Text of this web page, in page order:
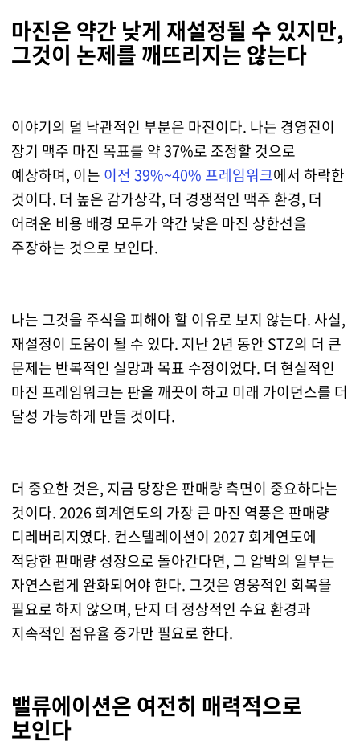
마진은 약간 낮게 재설정될 수 있지만,
그것이 논제를 깨뜨리지는 않는다
이야기의 덜 낙관적인 부분은 마진이다. 나는 경영진이
장기 맥주 마진 목표를 약 37%로 조정할 것으로
예상하며, 이는 이전 39%~40% 프레임워크에서 하락한
것이다. 더 높은 감가상각, 더 경쟁적인 맥주 환경, 더
어려운 비용 배경 모두가 약간 낮은 마진 상한선을
주장하는 것으로 보인다.
나는 그것을 주식을 피해야 할 이유로 보지 않는다. 사실,
재설정이 도움이 될 수 있다. 지난 2년 동안 STZ의 더 큰
문제는 반복적인 실망과 목표 수정이었다. 더 현실적인
마진 프레임워크는 판을 깨끗이 하고 미래 가이던스를 더
달성 가능하게 만들 것이다.
더 중요한 것은, 지금 당장은 판매량 측면이 중요하다는
것이다. 2026 회계연도의 가장 큰 마진 역풍은 판매량
디레버리지였다. 컨스텔레이션이 2027 회계연도에
적당한 판매량 성장으로 돌아간다면, 그 압박의 일부는
자연스럽게 완화되어야 한다. 그것은 영웅적인 회복을
필요로 하지 않으며, 단지 더 정상적인 수요 환경과
지속적인 점유율 증가만 필요로 한다.
밸류에이션은 여전히 매력적으로
보인다